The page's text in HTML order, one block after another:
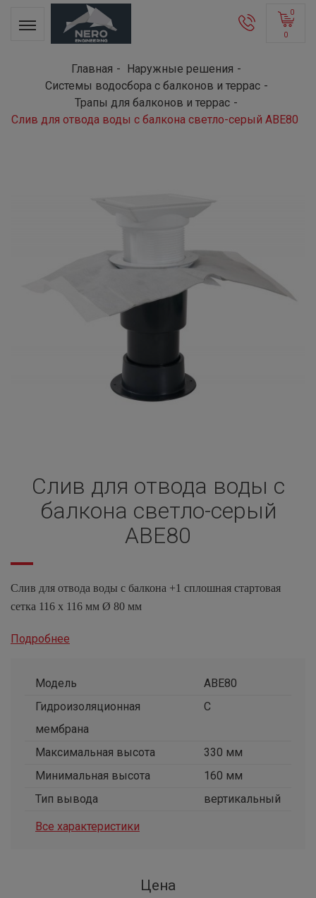
0
0
Главная
Наружные решения
Системы водосбора с балконов и террас
Трапы для балконов и террас
Слив для отвода воды с балкона светло-серый ABE80
Слив для отвода воды с
балкона светло-серый
ABE80
Слив для отвода воды с балкона +1 сплошная стартовая
сетка 116 х 116 мм Ø 80 мм
Подробнее
Модель
ABE80
Гидроизоляционная
мембрана
С
Максимальная высота
330 мм
Минимальная высота
160 мм
Тип вывода
вертикальный
Все характеристики
Цена